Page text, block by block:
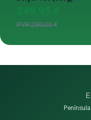
PVP.280,00 €